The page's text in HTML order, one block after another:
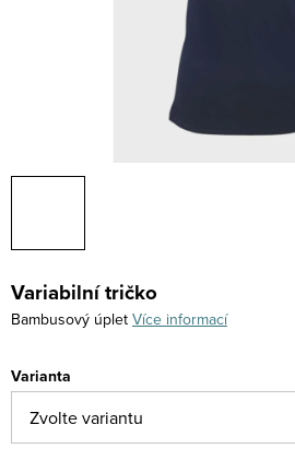
Variabilní tričko
Bambusový úplet Více informací
Varianta